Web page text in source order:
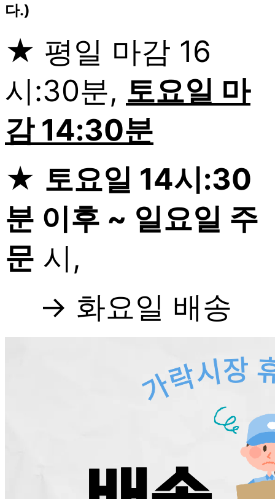
다.)
★ 평일 마감 16
시:30분, 토요일 마
감 14:30분
★ 토요일 14시:30
분 이후 ~ 일요일 주
문 시,
→ 화요일 배송